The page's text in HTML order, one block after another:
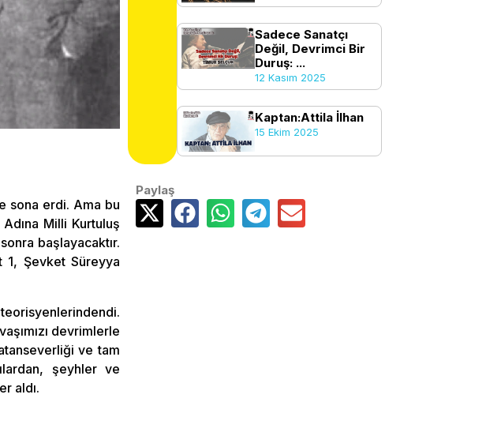
sona erdi. Ama bu
Milli Kurtuluş
başlayacaktır.
1, Şevket Süreyya
devrimlerle
ve tam
şeyhler ve
aldı.
Sadece Sanatçı
Değil, Devrimci Bir
Duruş: ...
12 Kasım 2025
Kaptan:Attila İlhan
15 Ekim 2025
Paylaş